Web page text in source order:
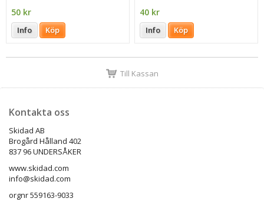
50 kr
Info Köp
40 kr
Info Köp
Till Kassan
Kontakta oss
Skidad AB
Brogård Hålland 402
837 96 UNDERSÅKER
www.skidad.com
info@skidad.com
orgnr 559163-9033